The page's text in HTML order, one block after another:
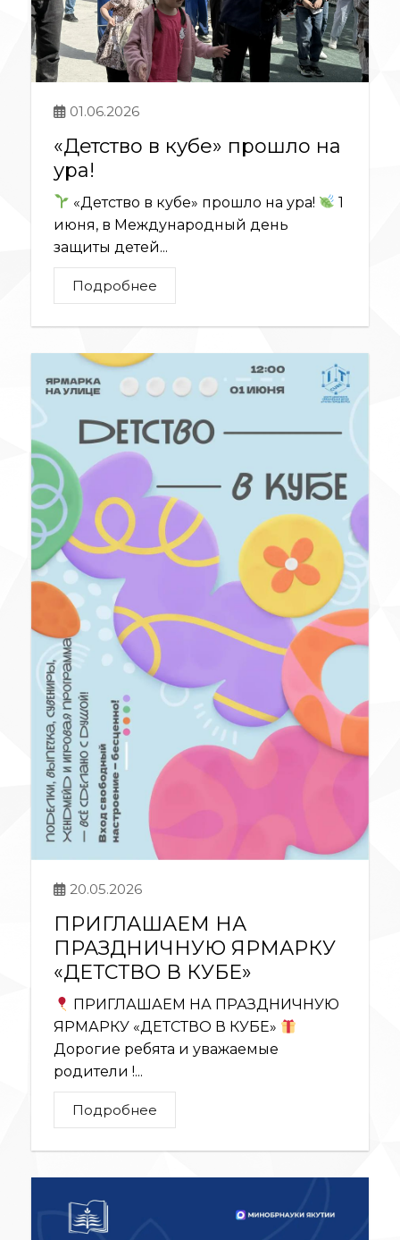
01.06.2026
«Детство в кубе» прошло на
ура!
«Детство в кубе» прошло на ура!
1
июня, в Международный день
защиты детей...
Подробнее
20.05.2026
ПРИГЛАШАЕМ НА
ПРАЗДНИЧНУЮ ЯРМАРКУ
«ДЕТСТВО В КУБЕ»
ПРИГЛАШАЕМ НА ПРАЗДНИЧНУЮ
ЯРМАРКУ «ДЕТСТВО В КУБЕ»
Дорогие ребята и уважаемые
родители !...
Подробнее